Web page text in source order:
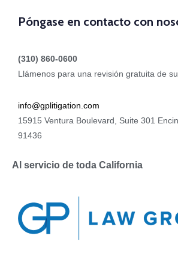
Póngase en contacto con
(310) 860-0600
Llámenos para una revisión gratuita de
info@gplitigation.com
15915 Ventura Boulevard, Suite 301
91436
Al servicio de toda California